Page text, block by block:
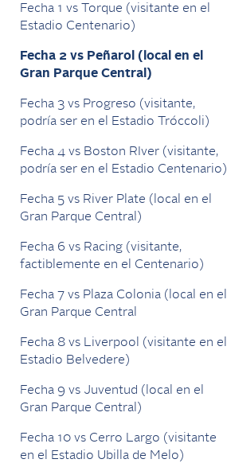
Fecha 1 vs Torque (visitante en el
Estadio Centenario)
Fecha 2 vs Peñarol (local en el
Gran Parque Central)
Fecha 3 vs Progreso (visitante,
podría ser en el Estadio Tróccoli)
Fecha 4 vs Boston RIver (visitante,
podría ser en el Estadio Centenario)
Fecha 5 vs River Plate (local en el
Gran Parque Central)
Fecha 6 vs Racing (visitante,
factiblemente en el Centenario)
Fecha 7 vs Plaza Colonia (local en el
Gran Parque Central
Fecha 8 vs Liverpool (visitante en el
Estadio Belvedere)
Fecha 9 vs Juventud (local en el
Gran Parque Central)
Fecha 10 vs Cerro Largo (visitante
en el Estadio Ubilla de Melo)